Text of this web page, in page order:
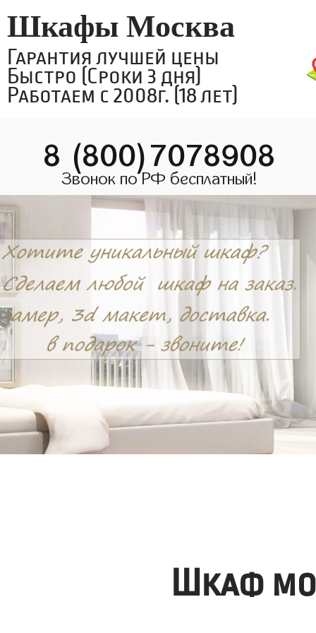
Шкафы Москва
Гарантия лучшей цены
Быстро (Сроки 3 дня)
Работаем с 2008г. (18 лет)
8 (800)7078908
Звонок по РФ бесплатный!
Шкаф